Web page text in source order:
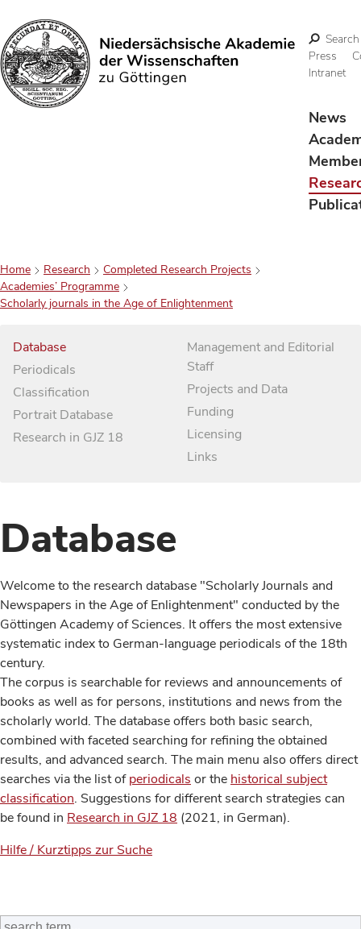
Search
Search
Press
Intranet
News
Home Research
Completed Research Projects
Academies’ Programme
Scholarly journals in the Age of Enlightenment
Database
Periodicals
Classification
Portrait Database
Research in GJZ 18
Management and Editorial
Staff
Projects and Data
Funding
Licensing
Links
Database
Welcome to the research database "Scholarly Journals and
Newspapers in the Age of Enlightenment" conducted by the
Göttingen Academy of Sciences. It offers the most extensive
systematic index to German-language periodicals of the 18th
century.
The corpus is searchable for reviews and announcements of
books as well as for persons, institutions and news from the
scholarly world. The database offers both basic search,
combined with faceted searching for refining the obtained
results, and advanced search. The main menu also offers direct
searches via the list ofperiodicals or the historical subject
classification. Suggestions for different search strategies can
be found in Research in GJZ 18 (2021, in German).
Hilfe / Kurztipps zur Suche